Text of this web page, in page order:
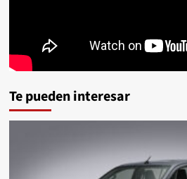
Te pueden interesar